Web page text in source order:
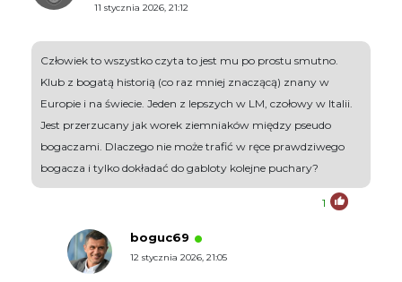
11 stycznia 2026, 21:12
Człowiek to wszystko czyta to jest mu po prostu smutno.
Klub z bogatą historią (co raz mniej znaczącą) znany w
Europie i na świecie. Jeden z lepszych w LM, czołowy w Italii.
Jest przerzucany jak worek ziemniaków między pseudo
bogaczami. Dlaczego nie może trafić w ręce prawdziwego
bogacza i tylko dokładać do gabloty kolejne puchary?
1
boguc69
12 stycznia 2026, 21:05